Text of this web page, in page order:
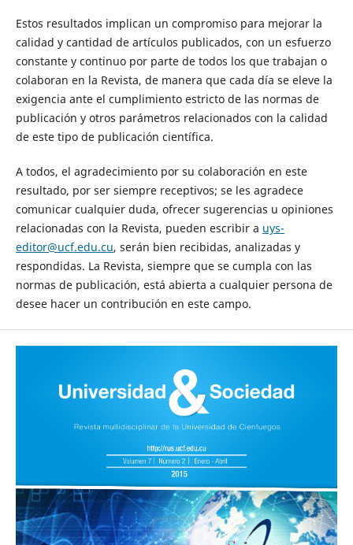
Estos resultados implican un compromiso para mejorar la
calidad y cantidad de artículos publicados, con un esfuerzo
constante y continuo por parte de todos los que trabajan o
colaboran en la Revista, de manera que cada día se eleve la
exigencia ante el cumplimiento estricto de las normas de
publicación y otros parámetros relacionados con la calidad
de este tipo de publicación científica.
A todos, el agradecimiento por su colaboración en este
resultado, por ser siempre receptivos; se les agradece
comunicar cualquier duda, ofrecer sugerencias u opiniones
relacionadas con la Revista, pueden escribir a uys-
editor@ucf.edu.cu, serán bien recibidas, analizadas y
respondidas. La Revista, siempre que se cumpla con las
normas de publicación, está abierta a cualquier persona de
desee hacer un contribución en este campo.